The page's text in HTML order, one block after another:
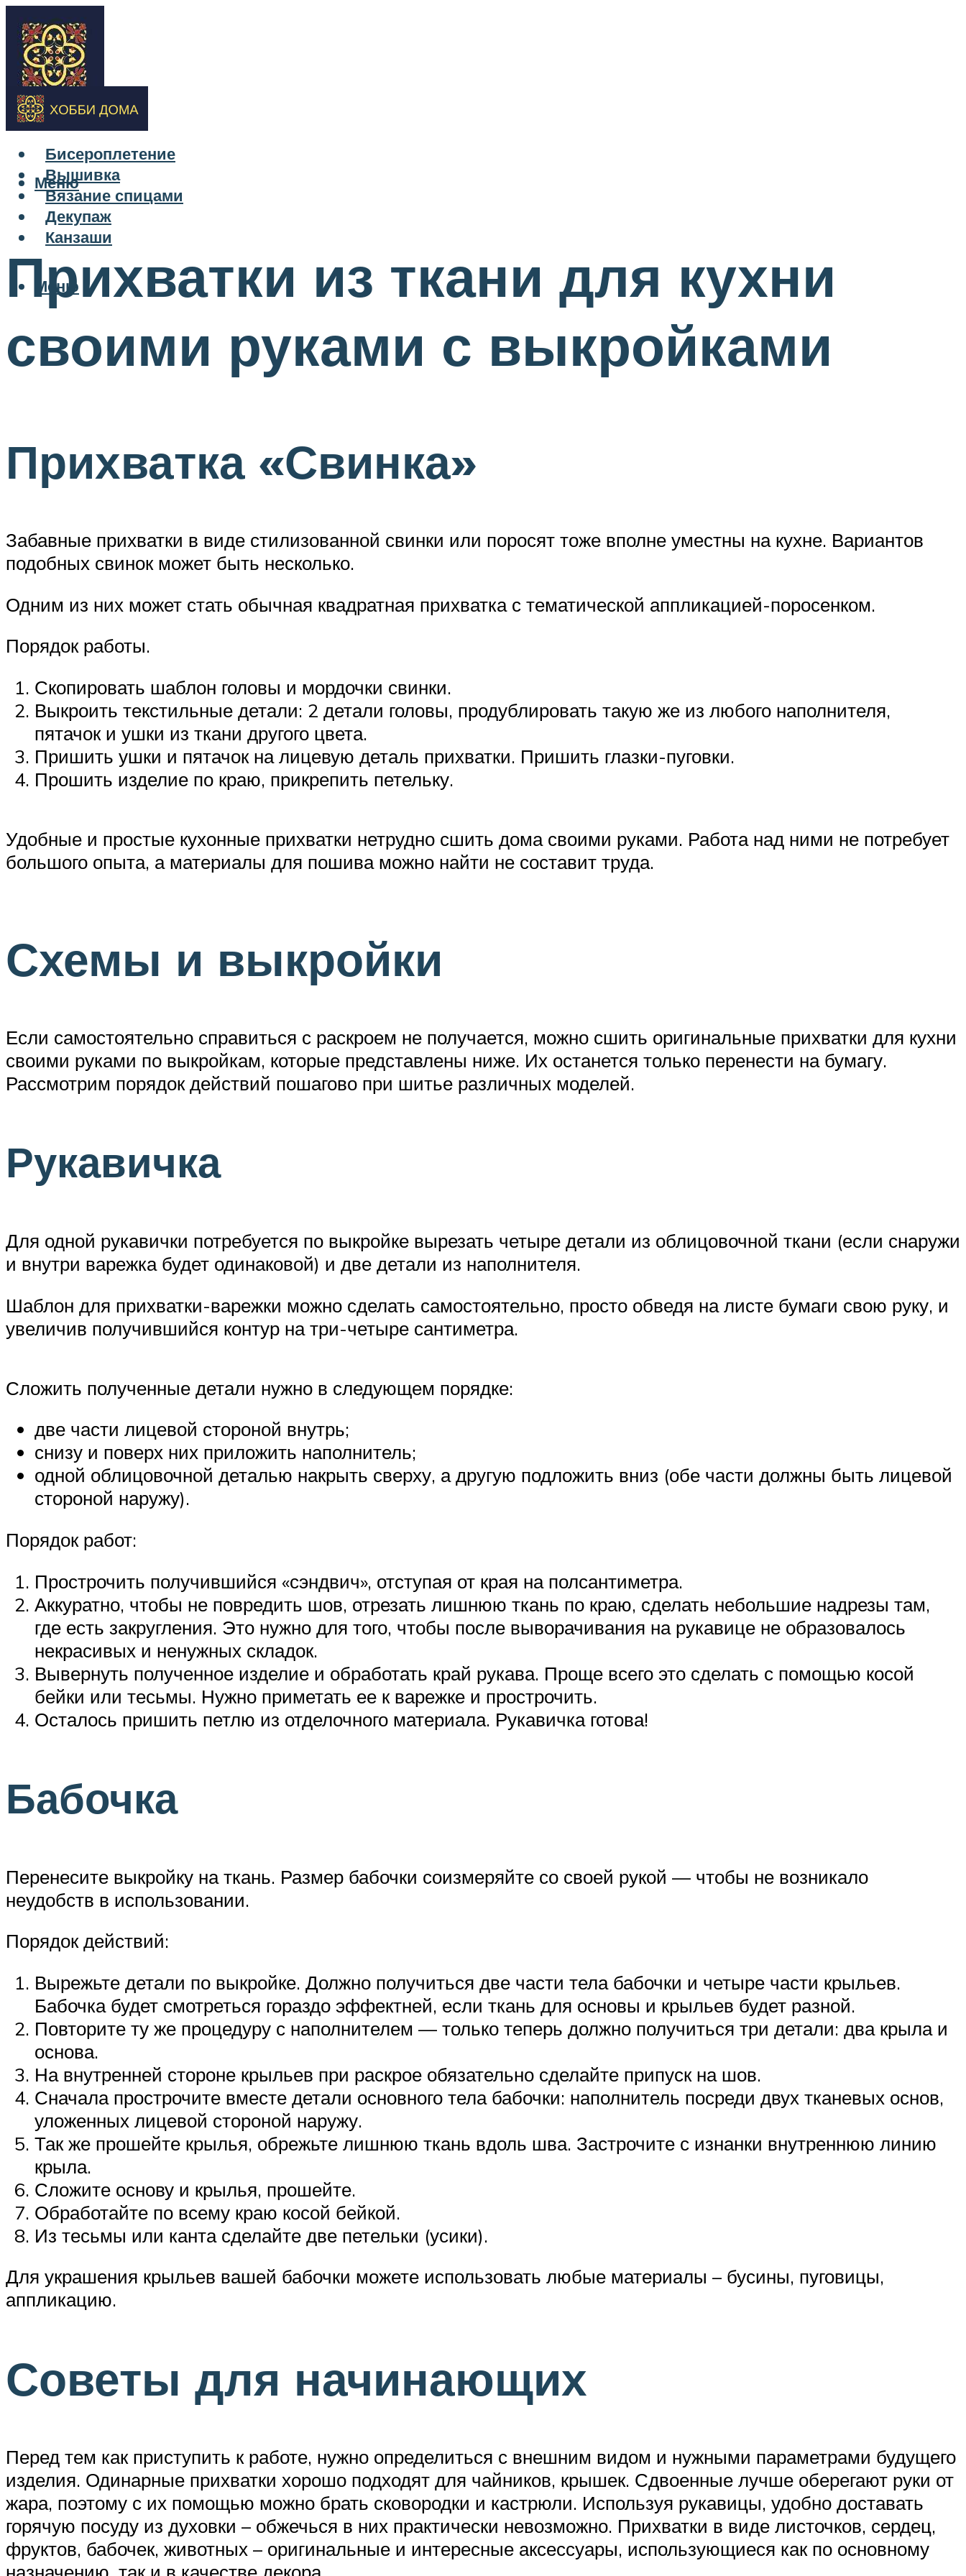
Бисероплетение
Вышивка
Вязание спицами
Декупаж
Канзаши
Меню
Меню
Прихватки из ткани для кухни
своими руками с выкройками
Прихватка «Свинка»
Забавные прихватки в виде стилизованной свинки или поросят тоже вполне уместны на кухне. Вариантов
подобных свинок может быть несколько.
Одним из них может стать обычная квадратная прихватка с тематической аппликацией-поросенком.
Порядок работы.
Скопировать шаблон головы и мордочки свинки.
Выкроить текстильные детали: 2 детали головы, продублировать такую же из любого наполнителя,
пятачок и ушки из ткани другого цвета.
Пришить ушки и пятачок на лицевую деталь прихватки. Пришить глазки-пуговки.
Прошить изделие по краю, прикрепить петельку.
Удобные и простые кухонные прихватки нетрудно сшить дома своими руками. Работа над ними не потребует
большого опыта, а материалы для пошива можно найти не составит труда.
Схемы и выкройки
Если самостоятельно справиться с раскроем не получается, можно сшить оригинальные прихватки для кухни
своими руками по выкройкам, которые представлены ниже. Их останется только перенести на бумагу.
Рассмотрим порядок действий пошагово при шитье различных моделей.
Рукавичка
Для одной рукавички потребуется по выкройке вырезать четыре детали из облицовочной ткани (если снаружи
и внутри варежка будет одинаковой) и две детали из наполнителя.
Шаблон для прихватки-варежки можно сделать самостоятельно, просто обведя на листе бумаги свою руку, и
увеличив получившийся контур на три-четыре сантиметра.
Сложить полученные детали нужно в следующем порядке:
две части лицевой стороной внутрь;
снизу и поверх них приложить наполнитель;
одной облицовочной деталью накрыть сверху, а другую подложить вниз (обе части должны быть лицевой
стороной наружу).
Порядок работ:
Прострочить получившийся «сэндвич», отступая от края на полсантиметра.
Аккуратно, чтобы не повредить шов, отрезать лишнюю ткань по краю, сделать небольшие надрезы там,
где есть закругления. Это нужно для того, чтобы после выворачивания на рукавице не образовалось
некрасивых и ненужных складок.
Вывернуть полученное изделие и обработать край рукава. Проще всего это сделать с помощью косой
бейки или тесьмы. Нужно приметать ее к варежке и прострочить.
Осталось пришить петлю из отделочного материала. Рукавичка готова!
Бабочка
Перенесите выкройку на ткань. Размер бабочки соизмеряйте со своей рукой — чтобы не возникало
неудобств в использовании.
Порядок действий:
Вырежьте детали по выкройке. Должно получиться две части тела бабочки и четыре части крыльев.
Бабочка будет смотреться гораздо эффектней, если ткань для основы и крыльев будет разной.
Повторите ту же процедуру с наполнителем — только теперь должно получиться три детали: два крыла и
основа.
На внутренней стороне крыльев при раскрое обязательно сделайте припуск на шов.
Сначала прострочите вместе детали основного тела бабочки: наполнитель посреди двух тканевых основ,
уложенных лицевой стороной наружу.
Так же прошейте крылья, обрежьте лишнюю ткань вдоль шва. Застрочите с изнанки внутреннюю линию
крыла.
Сложите основу и крылья, прошейте.
Обработайте по всему краю косой бейкой.
Из тесьмы или канта сделайте две петельки (усики).
Для украшения крыльев вашей бабочки можете использовать любые материалы – бусины, пуговицы,
аппликацию.
Советы для начинающих
Перед тем как приступить к работе, нужно определиться с внешним видом и нужными параметрами будущего
изделия. Одинарные прихватки хорошо подходят для чайников, крышек. Сдвоенные лучше оберегают руки от
жара, поэтому с их помощью можно брать сковородки и кастрюли. Используя рукавицы, удобно доставать
горячую посуду из духовки – обжечься в них практически невозможно. Прихватки в виде листочков, сердец,
фруктов, бабочек, животных – оригинальные и интересные аксессуары, использующиеся как по основному